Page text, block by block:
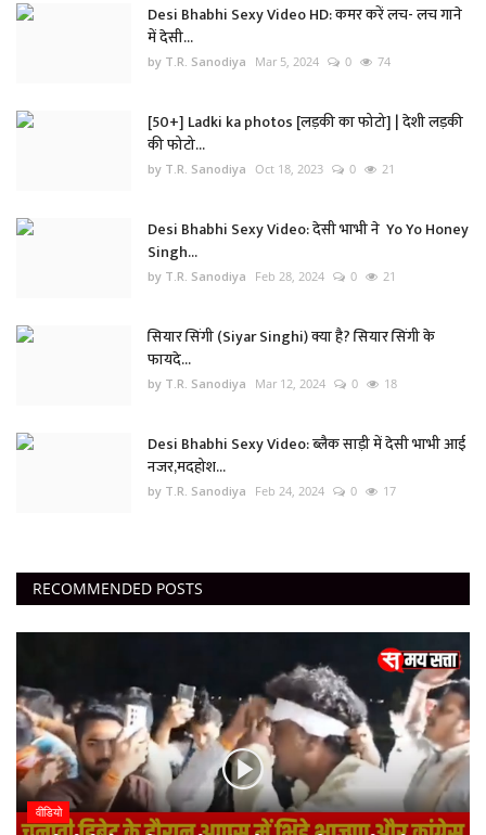
Desi Bhabhi Sexy Video HD: कमर करें लच- लच गाने
में देसी...
by T.R. Sanodiya Mar 5, 2024 0 74
[50+] Ladki ka photos [लड़की का फोटो] | देशी लड़की
की फोटो...
by T.R. Sanodiya Oct 18, 2023 0 21
Desi Bhabhi Sexy Video: देसी भाभी ने Yo Yo Honey
Singh...
by T.R. Sanodiya Feb 28, 2024 0 21
सियार सिंगी (Siyar Singhi) क्या है? सियार सिंगी के
फायदे...
by T.R. Sanodiya Mar 12, 2024 0 18
Desi Bhabhi Sexy Video: ब्लैक साड़ी में देसी भाभी आई
नजर,मदहोश...
by T.R. Sanodiya Feb 24, 2024 0 17
RECOMMENDED POSTS
वीडियो